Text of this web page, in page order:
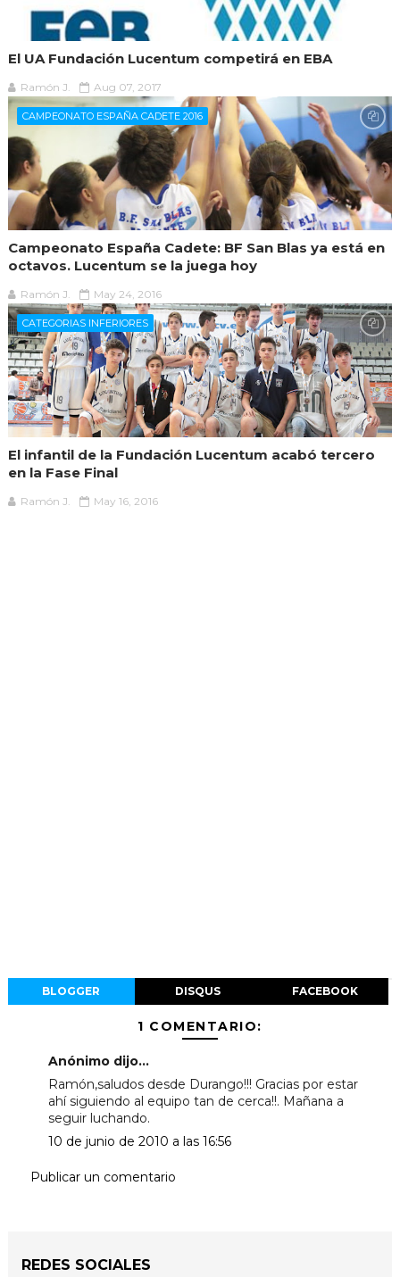
El UA Fundación Lucentum competirá en EBA
Ramón J. Aug 07, 2017
CAMPEONATO ESPAÑA CADETE 2016
Campeonato España Cadete: BF San Blas ya está en
octavos. Lucentum se la juega hoy
Ramón J. May 24, 2016
CATEGORIAS INFERIORES
El infantil de la Fundación Lucentum acabó tercero
en la Fase Final
Ramón J. May 16, 2016
BLOGGER DISQUS FACEBOOK
1 COMENTARIO:
Anónimo dijo...
Ramón,saludos desde Durango!!! Gracias por estar
ahí siguiendo al equipo tan de cerca!!. Mañana a
seguir luchando.
10 de junio de 2010 a las 16:56
Publicar un comentario
REDES SOCIALES